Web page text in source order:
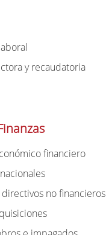
y recaudatoria
financiero
directivos no financieros